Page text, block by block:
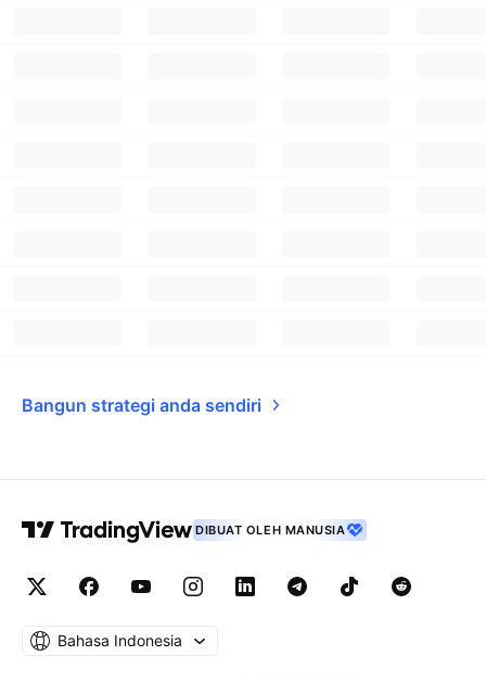
Bangun strategi anda sendiri
DIBUAT OLEH MANUSIA
Bahasa Indonesia